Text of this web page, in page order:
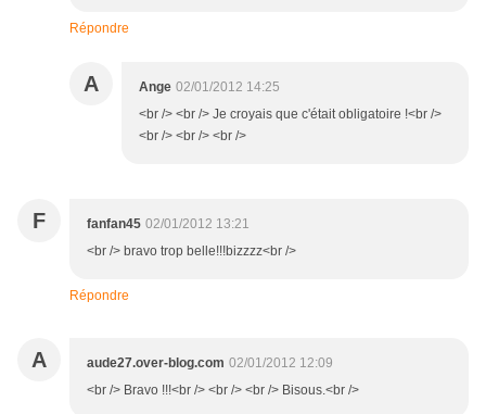
Répondre
A Ange 02/01/2012 14:25
<br /> <br /> Je croyais que c'était obligatoire !<br />
<br /> <br /> <br />
F fanfan45 02/01/2012 13:21
<br /> bravo trop belle!!!bizzzz<br />
Répondre
A aude27.over-blog.com 02/01/2012 12:09
<br /> Bravo !!!<br /> <br /> <br /> Bisous.<br />